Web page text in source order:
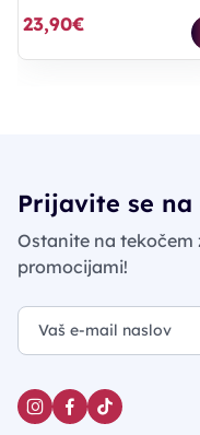
23,90€
Prijavite se na
Ostanite na
promocijami!